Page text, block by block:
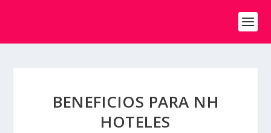
BENEFICIOS PARA NH
HOTELES